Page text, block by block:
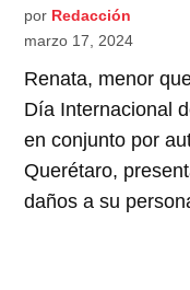
por Redacción
marzo 17, 2024
Renata, menor
Día Internacional
en conjunto por
Querétaro,
daños a su